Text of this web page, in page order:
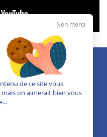
Non merci
de ce site vous
on aimerait bien vous